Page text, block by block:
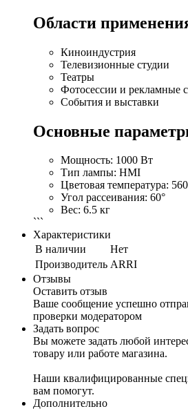
Области
Киноиндустрия
Телевизионные студии
Театры
Фотосессии и рекламные
События и выставки
Основные
Мощность: 1000 Вт
Тип лампы: HMI
Цветовая температура:
Угол рассеивания: 60°
Вес: 6.5 кг
```
Характеристики
В наличии
Нет
Производитель ARRI
Отзывы
Оставить отзыв
Ваше сообщение успешно
проверки модератором
Задать вопрос
Вы можете задать любой
товару или работе магазина.
Наши квалифицированные
вам помогут.
Дополнительно